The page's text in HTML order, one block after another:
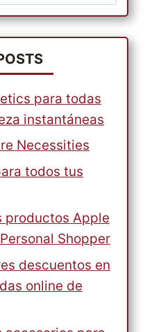
para todas
instantáneas
Necessities
todos tus
productos Apple
Shopper
descuentos en
online de